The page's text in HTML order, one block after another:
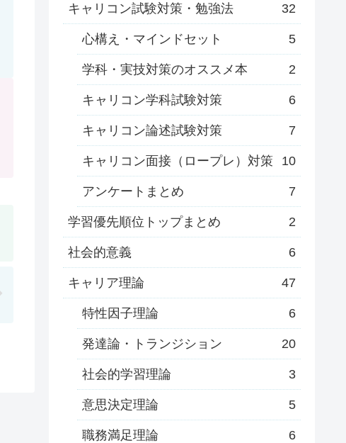
キャリコン試験対策・勉強法 32
心構え・マインドセット 5
学科・実技対策のオススメ本 2
キャリコン学科試験対策 6
キャリコン論述試験対策 7
キャリコン面接（ロープレ）対策 10
アンケートまとめ 7
学習優先順位トップまとめ 2
社会的意義 6
キャリア理論 47
特性因子理論 6
発達論・トランジション 20
社会的学習理論 3
意思決定理論 5
職務満足理論 6